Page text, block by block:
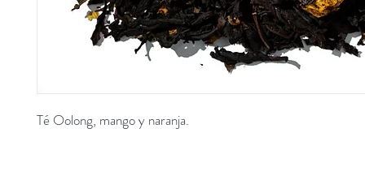
Té Oolong, mango y naranja.